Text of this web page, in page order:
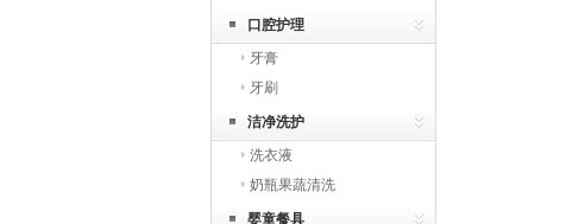
口腔护理
牙膏
牙刷
洁净洗护
洗衣液
奶瓶果蔬清洗
婴童餐具